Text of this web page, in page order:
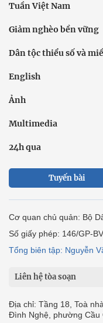
Tuần Việt Nam
Giảm nghèo bền vững
Dân tộc thiểu số và
English
Ảnh
Multimedia
24h qua
Tuyến bài
Cơ quan chủ quản: Bộ
Số giấy phép: 146/GP-
Tổng biên tập: Nguyễn
Liên hệ tòa soạn
Địa chỉ: Tầng 18, Toà
Đình Nghệ, phường Cầu